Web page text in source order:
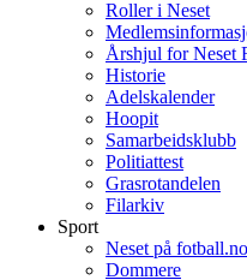
Roller i Neset
Årshjul for Neset
Historie
Adelskalender
Hoopit
Samarbeidsklubb
Politiattest
Grasrotandelen
Filarkiv
Sport
Neset på fotball.no
Dommere